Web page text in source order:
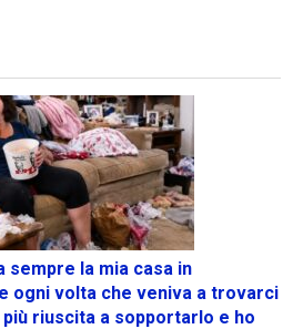
sempre la mia casa in
ogni volta che veniva a trovarci
riuscita a sopportarlo e ho